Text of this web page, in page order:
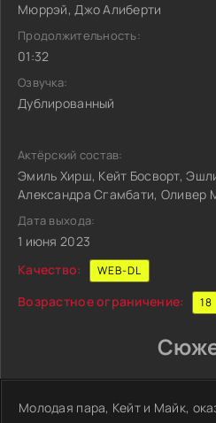
Мюррэй, Джо Алиберти
Продолжительность:
01:32
Озвучка:
Дублированный
Актёрский состав:
Эмиль Хирш, Кейт Босворт,
Александра Сгамбати, Оливер
Дата выхода:
1 июня 2023
Качество:
WEB-DL
Возрастное ограничение: 18
Молодая пара, Кейт и Майк,